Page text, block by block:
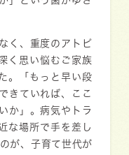
く、重度のアトピ
く思い悩むご家族
。「もっと早い段
きていれば、ここ
か」。病気やトラ
な場所で手を差し
が、子育て世代が